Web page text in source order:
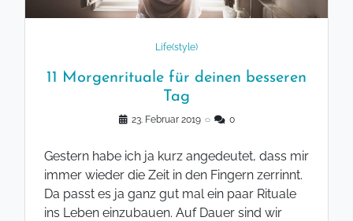
Life(style)
11 Morgenrituale für deinen besseren
Tag
23. Februar 2019 ◌ 0
Gestern habe ich ja kurz angedeutet, dass mir
immer wieder die Zeit in den Fingern zerrinnt.
Da passt es ja ganz gut mal ein paar Rituale
ins Leben einzubauen. Auf Dauer sind wir